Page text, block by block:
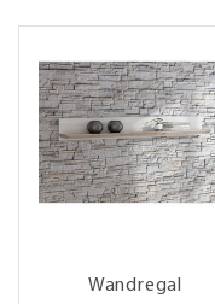
Wandregal